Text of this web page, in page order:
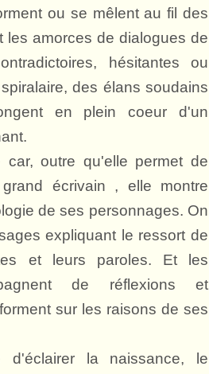
ou se mêlent au fil des
les amorces de dialogues de
hésitantes ou
des élans soudains
en plein coeur d'un
car, outre qu'elle permet de
écrivain , elle montre
de ses personnages. On
expliquant le ressort de
et leurs paroles. Et les
de réflexions et
sur les raisons de ses
la naissance, le